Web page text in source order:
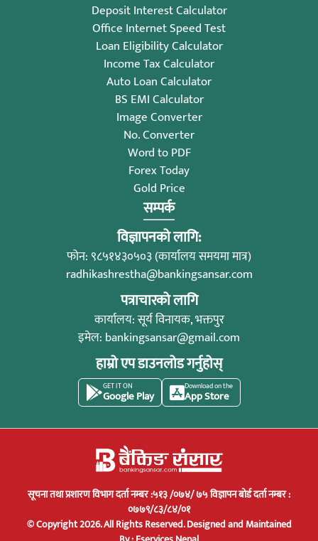
Deposit Interest Calculator
Office Internet Speed Test
Loan Eligibility Calculator
Income Tax Calculator
Auto Loan Calculator
BS EMI Calculator
Image Converter
No. Converter
Word to PDF
Forex Today
Gold Price
सम्पर्क
विज्ञापनको लागि:
फोन: ९८५१४३०५०३ (कार्यालय समयमा मात्र)
radhikashrestha@bankingsansar.com
पत्राचारको लागि
कार्यालय: सूर्य विनायक, भक्तपुर
इमेल: bankingsansar@gmail.com
हाम्रो एप डाउनलोड गर्नुहोस्
GET IT ON
Google Play
Download on the
App Store
सूचना तथा प्रशारण विभाग दर्ता नम्बर :५१३ /०७४/ ७५ विज्ञापन बोर्ड दर्ता नम्बर :
०७७९/८३/८४/०१
© Copyright 2026. All Rights Reserved.Designed and Maintained